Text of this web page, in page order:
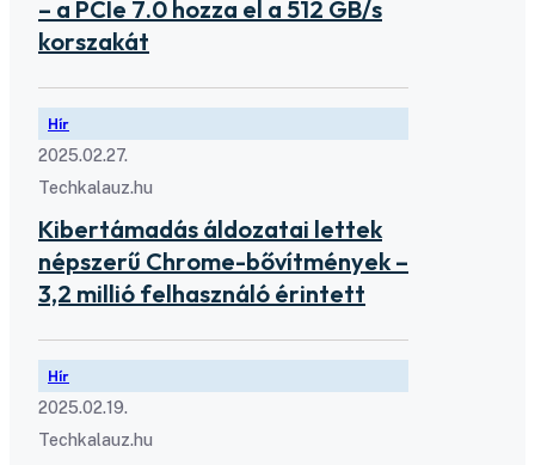
– a PCIe 7.0 hozza el a 512 GB/s
korszakát
Hír
2025.02.27.
Techkalauz.hu
Kibertámadás áldozatai lettek
népszerű Chrome-bővítmények –
3,2 millió felhasználó érintett
Hír
2025.02.19.
Techkalauz.hu